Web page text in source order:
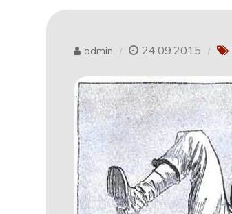
admin 24.09.2015